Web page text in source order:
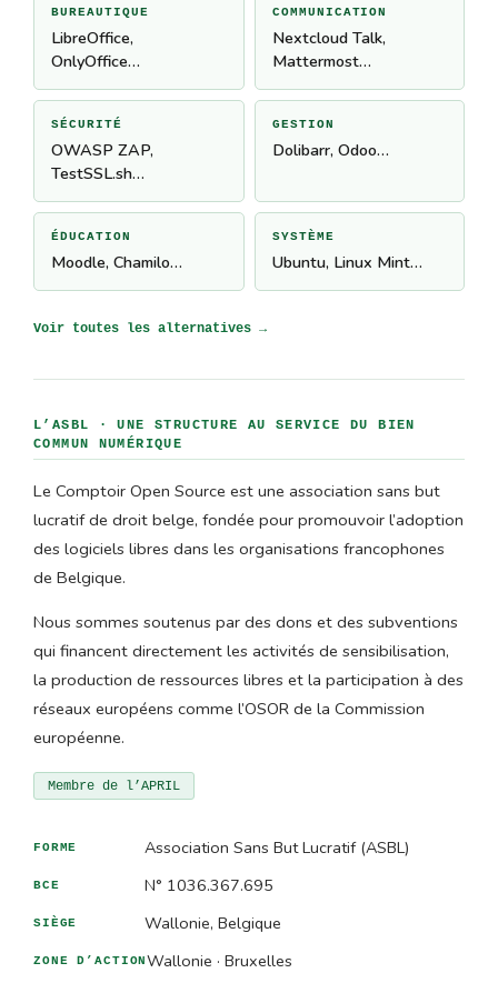
BUREAUTIQUE
LibreOffice,
OnlyOffice…
COMMUNICATION
Nextcloud Talk,
Mattermost…
SÉCURITÉ
OWASP ZAP,
TestSSL.sh…
GESTION
Dolibarr, Odoo…
ÉDUCATION
Moodle, Chamilo…
SYSTÈME
Ubuntu, Linux Mint…
Voir toutes les alternatives →
L’ASBL · UNE STRUCTURE AU SERVICE DU BIEN
COMMUN NUMÉRIQUE
Le Comptoir Open Source est une association sans but
lucratif de droit belge, fondée pour promouvoir l’adoption
des logiciels libres dans les organisations francophones
de Belgique.
Nous sommes soutenus par des dons et des subventions
qui financent directement les activités de sensibilisation,
la production de ressources libres et la participation à des
réseaux européens comme l’OSOR de la Commission
européenne.
Membre de l’APRIL
FORME Association Sans But Lucratif (ASBL)
BCE N° 1036.367.695
SIÈGE Wallonie, Belgique
ZONE D’ACTIONWallonie · Bruxelles